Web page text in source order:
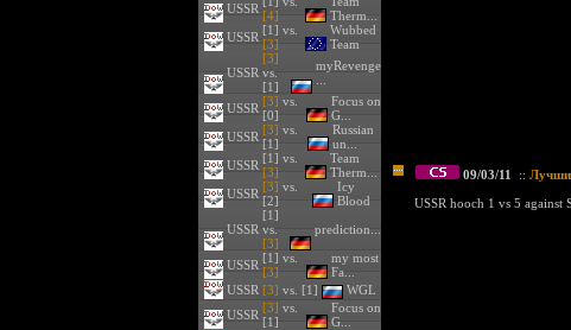
USSR [4]
Therm...
USSR [1] vs.
[3]
Wubbed
Team
USSR
[3]
vs.
[1]
myRevenge
USSR [3] vs.
[0]
Focus on
G...
USSR [3] vs.
[1]
Russian
un...
USSR [1] vs.
[3]
Team
Therm...
USSR [3] vs.
[2]
Icy
Blood
USSR
[1]
vs.
[3]
prediction...
USSR [1] vs.
[3]
my most
Fa...
USSR [3] vs. [1]
WGL
USSR [3] vs.
[1]
Focus on
G...
09/03/11 ::
USSR hooch 1 vs 5 against